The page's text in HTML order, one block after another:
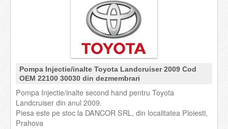
Pompa Injectie/inalte Toyota Landcruiser 2009 Cod
OEM 22100 30030 din dezmembrari
Pompa Injectie/inalte second hand pentru Toyota
Landcruiser din anul 2009.
Piesa este pe stoc la DANCOR SRL, din localitatea Ploiesti,
Prahova